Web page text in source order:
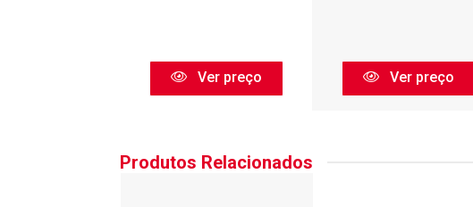
Ver preço Ver preço
Produtos Relacionados